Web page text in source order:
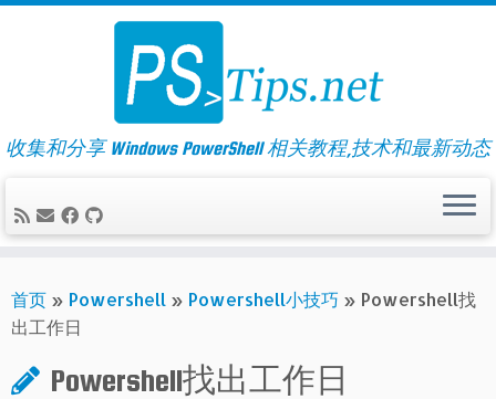
Skip
收集和分享 Windows PowerShell 相关教程,技术和最新动态
首页 » Powershell » Powershell小技巧 » Powershell找
出工作日
Powershell找出工作日